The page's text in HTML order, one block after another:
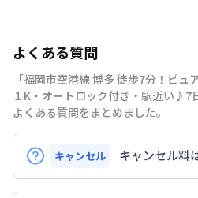
部屋の向き
禁煙・喫煙
交通
福岡市空港線
福岡市空港線
福岡市七隈線
定員
よくある質問
「福岡市空港線 博多 徒歩7分！ピュ
１K・オートロック付き・駅近い♪7
よくある質問をまとめました。
キャンセル キャンセル料
申込後のキャンセルは22,000